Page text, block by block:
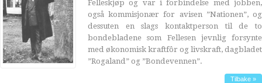
Felleskjøp og var i forbindelse med jobben,
også kommisjonær for avisen ”Nationen”, og
dessuten en slags kontaktperson til de to
bondebladene som Fellesen jevnlig forsynte
med økonomisk kraftfôr og livskraft, dagbladet
”Rogaland” og ”Bondevennen”.
Tilbake »